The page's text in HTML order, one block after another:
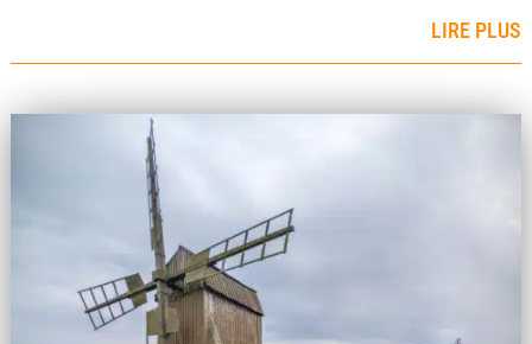
LIRE PLUS